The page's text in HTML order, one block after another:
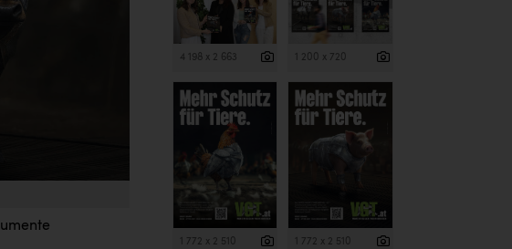
4 198 x 2 663 1 200 x 720
1 772 x 2 510 1 772 x 2 510